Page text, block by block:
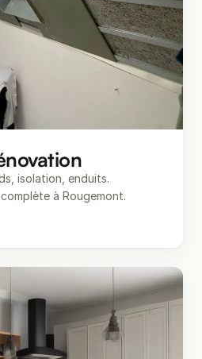
isolation, enduits.
à Rougemont.